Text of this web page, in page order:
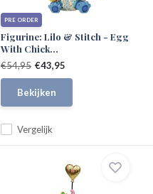
PRE ORDER
Figurine: Lilo & Stitch - Egg
With Chick...
Vergelijk
€54,95 €43,95
Bekijken